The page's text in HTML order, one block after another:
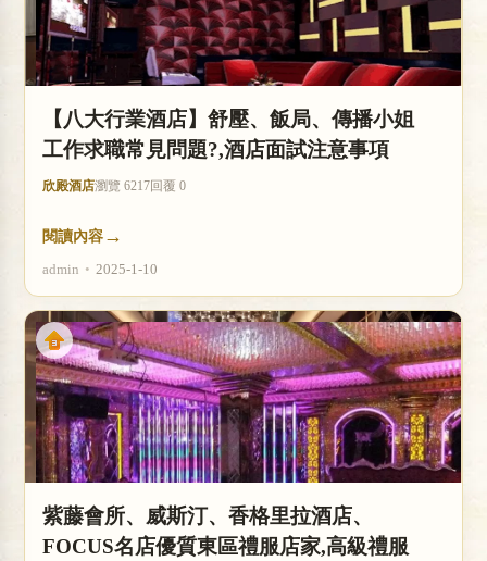
【八大行業酒店】舒壓、飯局、傳播小姐
工作求職常見問題?,酒店面試注意事項
欣殿酒店瀏覽 6217回覆 0
閱讀內容 →
admin • 2025-1-10
紫藤會所、威斯汀、香格里拉酒店、
FOCUS名店優質東區禮服店家,高級禮服